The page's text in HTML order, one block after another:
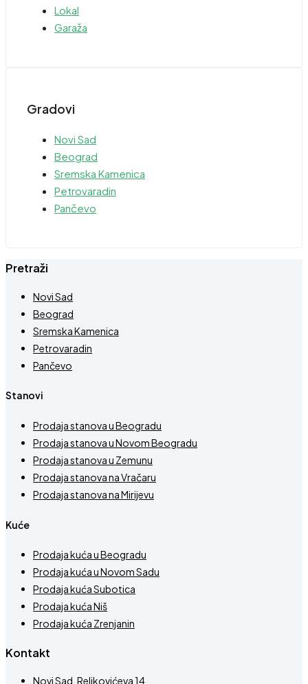
Lokal
Garaža
Gradovi
Novi Sad
Beograd
Sremska Kamenica
Petrovaradin
Pančevo
Pretraži
Novi Sad
Beograd
Sremska Kamenica
Petrovaradin
Pančevo
Stanovi
Prodaja stanova u Beogradu
Prodaja stanova u Novom Beogradu
Prodaja stanova u Zemunu
Prodaja stanova na Vračaru
Prodaja stanova na Mirijevu
Kuće
Prodaja kuća u Beogradu
Prodaja kuća u Novom Sadu
Prodaja kuća Subotica
Prodaja kuća Niš
Prodaja kuća Zrenjanin
Kontakt
Novi Sad, Reljkovićeva 14